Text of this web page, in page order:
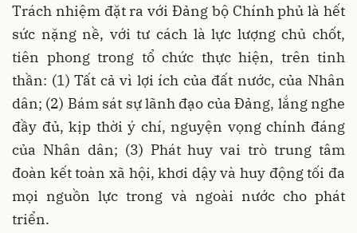
Trách nhiệm đặt ra với Đảng bộ Chính phủ là hết
sức nặng nề, với tư cách là lực lượng chủ chốt,
tiên phong trong tổ chức thực hiện, trên tinh
thần: (1) Tất cả vì lợi ích của đất nước, của Nhân
dân; (2) Bám sát sự lãnh đạo của Đảng, lắng nghe
đầy đủ, kịp thời ý chí, nguyện vọng chính đáng
của Nhân dân; (3) Phát huy vai trò trung tâm
đoàn kết toàn xã hội, khơi dậy và huy động tối đa
mọi nguồn lực trong và ngoài nước cho phát
triển.